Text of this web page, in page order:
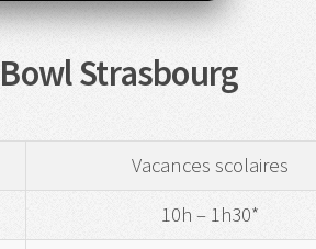
Strasbourg
Vacances scolaires
10h – 1h30*